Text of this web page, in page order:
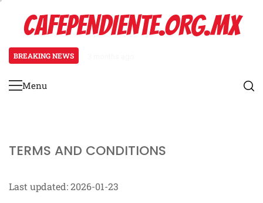
contentCAFEPENDIENTE.ORG.MX
BREAKING NEWS
Primary
Menu
TERMS AND CONDITIONS
Last updated: 2026-01-23